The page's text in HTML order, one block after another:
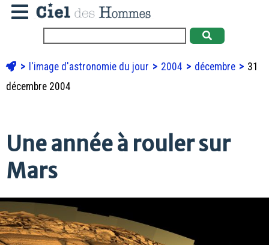
l'image d'astronomie du jour 2004 décembre
31
décembre 2004
Une année à rouler sur
Mars